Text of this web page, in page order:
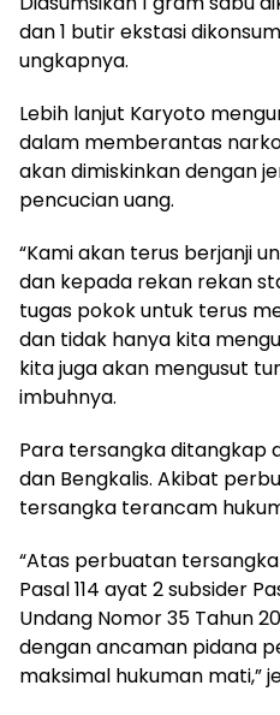
dan 1 butir ekstasi
ungkapnya.
Lebih lanjut Karyoto
dalam memberantas
akan dimiskinkan dengan
pencucian uang.
“Kami akan terus berjanji
dan kepada rekan rekan
tugas pokok untuk terus
dan tidak hanya kita
kita juga akan mengusut
imbuhnya.
Para tersangka ditangkap
dan Bengkalis. Akibat
tersangka terancam
“Atas perbuatan
Pasal 114 ayat 2 subsider
Undang Nomor 35 Tahun
dengan ancaman pidana
maksimal hukuman mati,”